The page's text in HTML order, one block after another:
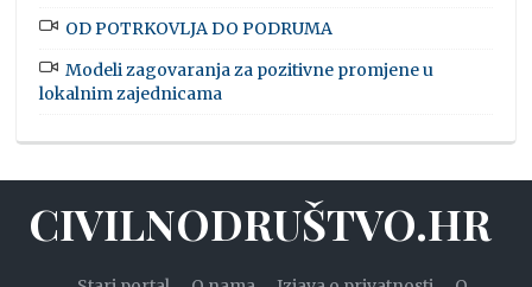
OD POTRKOVLJA DO PODRUMA
Modeli zagovaranja za pozitivne promjene u
lokalnim zajednicama
CIVILNODRUŠTVO.HR